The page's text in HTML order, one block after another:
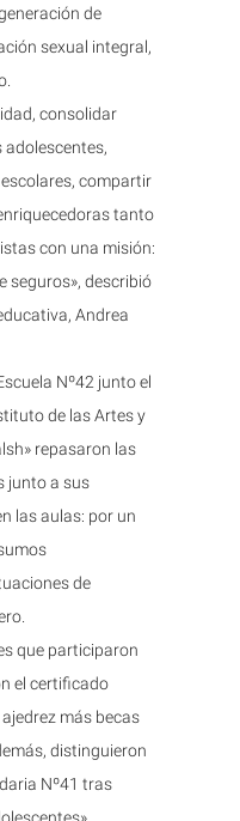
de
sexual integral,
consolidar
adolescentes,
compartir
tanto
con una misión:
seguros», describió
Andrea
Nº42 junto el
de las Artes y
repasaron las
junto a sus
las aulas: por un
de
que participaron
el certificado
más becas
distinguieron
Nº41 tras